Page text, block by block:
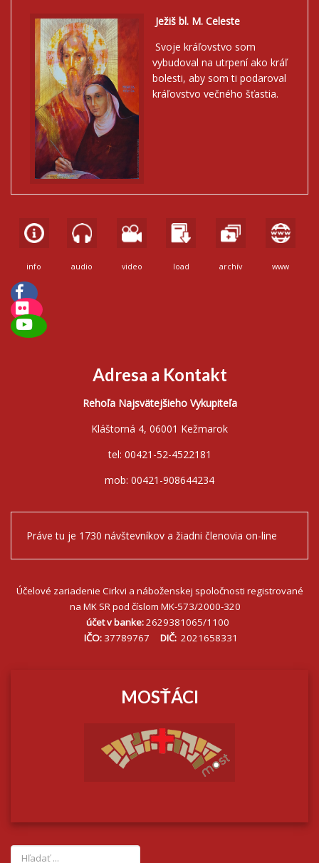
Ježiš bl. M. Celeste
Svoje kráľovstvo som
vybudoval na utrpení ako kráľ
bolesti, aby som ti podaroval
kráľovstvo večného šťastia.
info audio video load archív www
Adresa a Kontakt
Rehoľa Najsvätejšieho Vykupiteľa
Kláštorná 4, 06001 Kežmarok
tel: 00421-52-4522181
mob: 00421-908644234
Práve tu je 1730 návštevníkov a žiadni členovia on-line
Účelové zariadenie Cirkvi a náboženskej spoločnosti registrované
na MK SR pod číslom MK-573/2000-320
účet v banke:2629381065/1100
IČO:37789767 DIČ:2021658331
MOSŤÁCI